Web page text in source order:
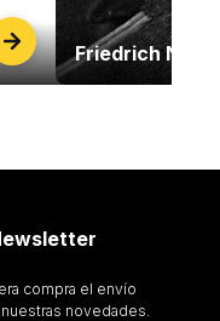
Friedrich
compra el envío
novedades.